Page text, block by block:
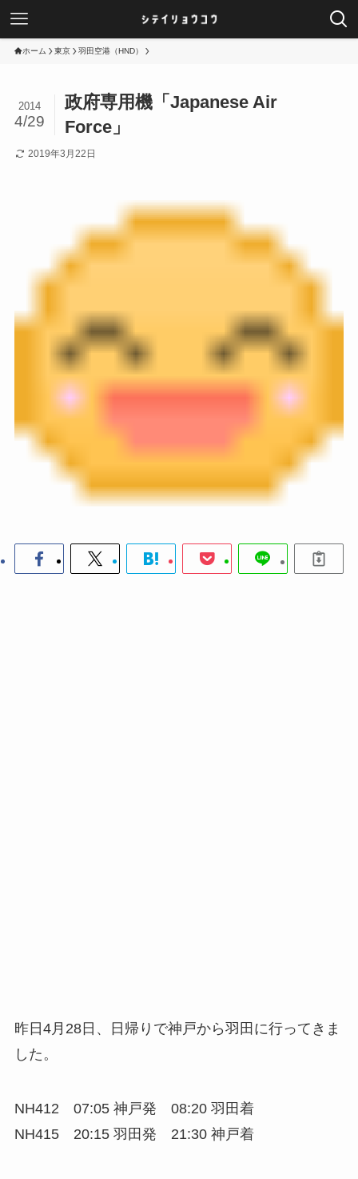
ホーム 東京 羽田空港（HND）
政府専用機「Japanese Air
Force」
2014
4/29
2019年3月22日
昨日4月28日、日帰りで神戸から羽田に行ってきま
した。
NH412 07:05 神戸発 08:20 羽田着
NH415 20:15 羽田発 21:30 神戸着